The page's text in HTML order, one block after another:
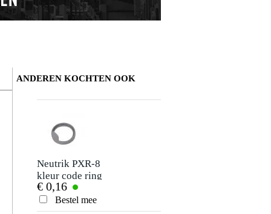
Je naam
Je beoordeling
Schreef het volgende over
ANDEREN KOCHTEN OOK
Neutrik PXR-8
kleur code ring
grijs voor
jackpluggen
€ 0,16
Bestel mee